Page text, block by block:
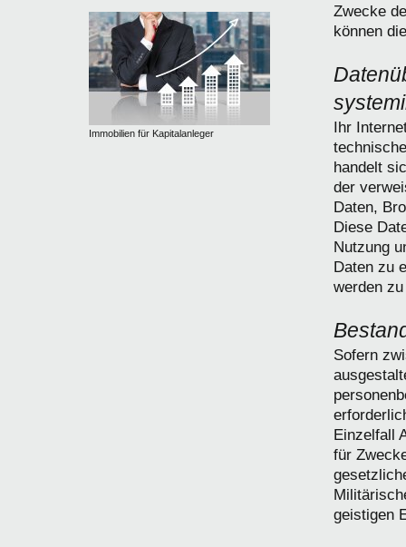
Zwecke
können
Ihr
handelt
der
Daten,
Diese
Nutzung
Daten zu
werden
Sofern
Einzelfall
für
geistigen
Immobilien für Kapitalanleger